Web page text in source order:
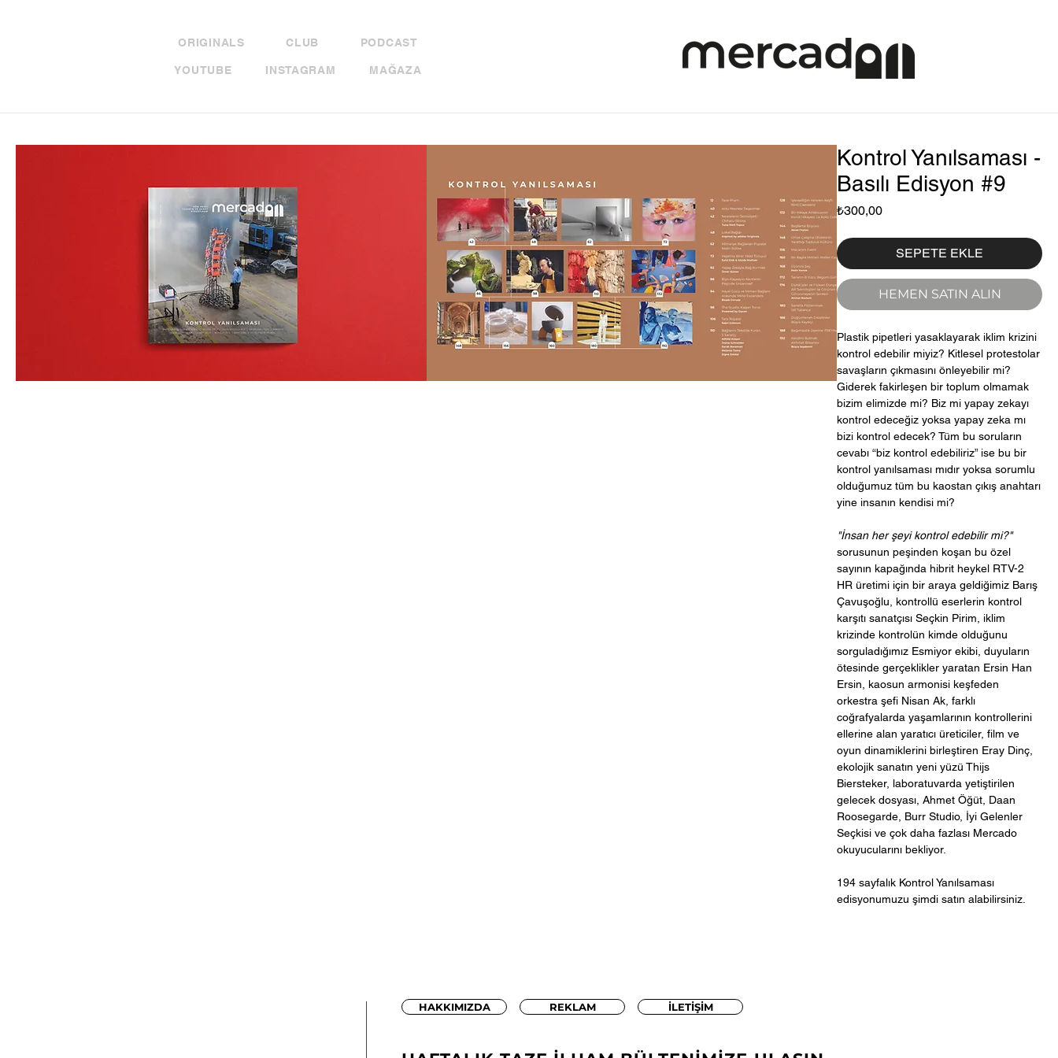
ORIGINALS CLUB PODCAST
YOUTUBE INSTAGRAM MAĞAZA
Kontrol Yanılsaması -
Basılı Edisyon #9
₺300,00Fiyat
SEPETE EKLE
HEMEN SATIN ALIN
Plastik pipetleri yasaklayarak iklim krizini
kontrol edebilir miyiz? Kitlesel protestolar
savaşların çıkmasını önleyebilir mi?
Giderek fakirleşen bir toplum olmamak
bizim elimizde mi? Biz mi yapay zekayı
kontrol edeceğiz yoksa yapay zeka mı
bizi kontrol edecek? Tüm bu soruların
cevabı “biz kontrol edebiliriz” ise bu bir
kontrol yanılsaması mıdır yoksa sorumlu
olduğumuz tüm bu kaostan çıkış anahtarı
yine insanın kendisi mi?
"İnsan her şeyi kontrol edebilir mi?"
sorusunun peşinden koşan bu özel
sayının kapağında hibrit heykel RTV-2
HR üretimi için bir araya geldiğimiz Barış
Çavuşoğlu, kontrollü eserlerin kontrol
karşıtı sanatçısı Seçkin Pirim, iklim
krizinde kontrolün kimde olduğunu
sorguladığımız Esmiyor ekibi, duyuların
ötesinde gerçeklikler yaratan Ersin Han
Ersin, kaosun armonisi keşfeden
orkestra şefi Nisan Ak, farklı
coğrafyalarda yaşamlarının kontrollerini
ellerine alan yaratıcı üreticiler, film ve
oyun dinamiklerini birleştiren Eray Dinç,
ekolojik sanatın yeni yüzü Thijs
Biersteker, laboratuvarda yetiştirilen
gelecek dosyası, Ahmet Öğüt, Daan
Roosegarde, Burr Studio, İyi Gelenler
Seçkisi ve çok daha fazlası Mercado
okuyucularını bekliyor.
194 sayfalık Kontrol Yanılsaması
edisyonumuzu şimdi satın alabilirsiniz.
HAKKIMIZDA REKLAM İLETİŞİM